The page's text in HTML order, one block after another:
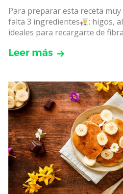
Para preparar esta receta
falta 3 ingredientes
: higos,
ideales para recargarte de
Leer más